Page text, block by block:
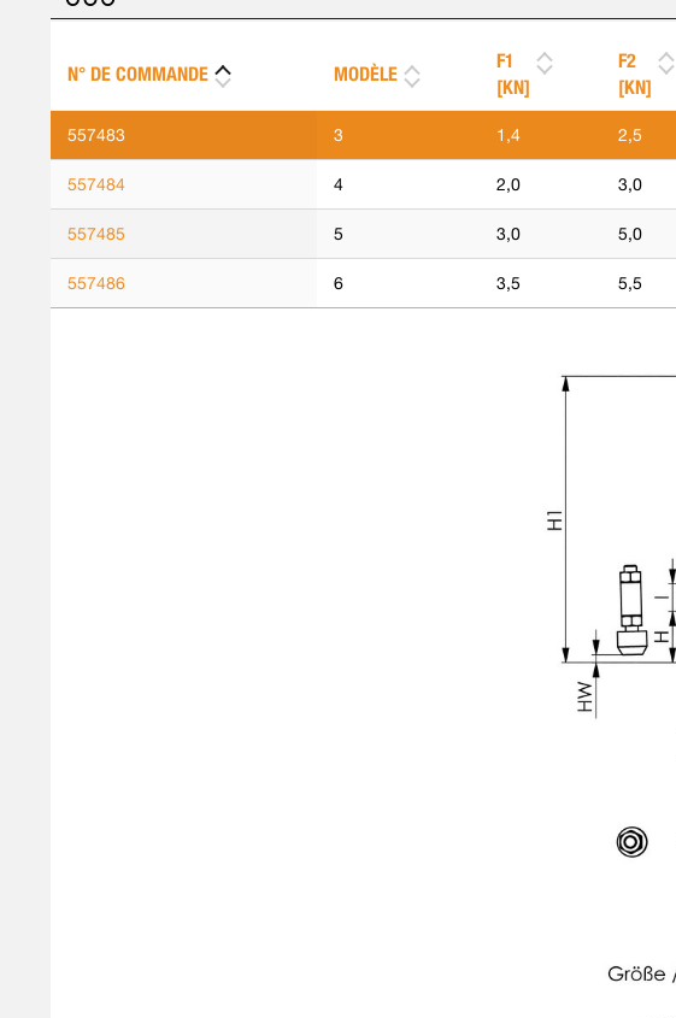
N° DE COMMANDE MODÈLE
F1
[KN]
F2
[KN]
557483 3 1,4 2,5
557484 4 2,0 3,0
557485 5 3,0 5,0
557486 6 3,5 5,5